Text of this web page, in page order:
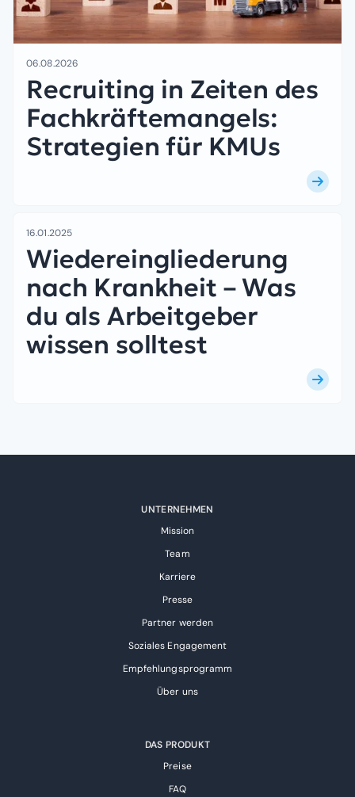
06.08.2026
Recruiting in Zeiten des
Fachkräftemangels:
Strategien für KMUs
16.01.2025
Wiedereingliederung
nach Krankheit – Was
du als Arbeitgeber
wissen solltest
UNTERNEHMEN
Mission
Team
Karriere
Presse
Partner werden
Soziales Engagement
Empfehlungsprogramm
Über uns
DAS PRODUKT
Preise
FAQ